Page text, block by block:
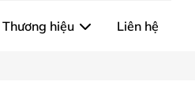
Thương hiệu Liên hệ